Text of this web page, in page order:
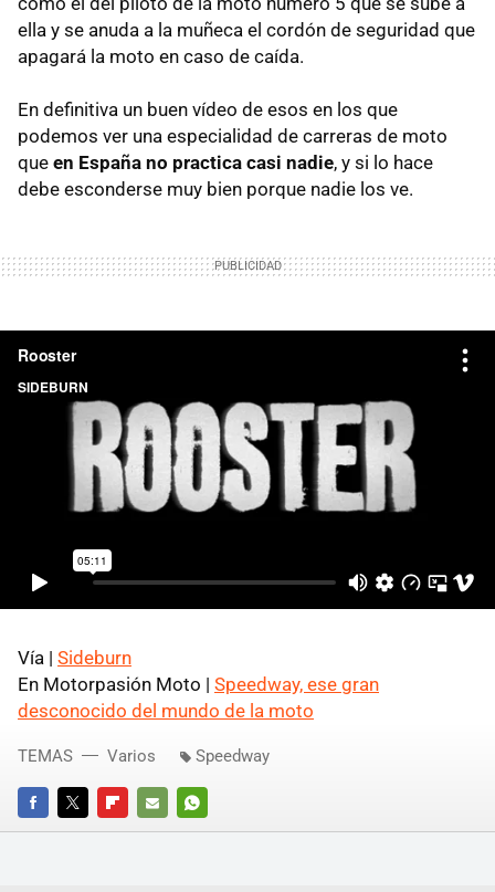
ella y se anuda a la muñeca el cordón de seguridad que
apagará la moto en caso de caída.
En definitiva un buen vídeo de esos en los que
podemos ver una especialidad de carreras de moto
que en España no practica casi nadie, y si lo hace
debe esconderse muy bien porque nadie los ve.
Vía | Sideburn
En Motorpasión Moto | Speedway, ese gran
desconocido del mundo de la moto
FACEBOOKTWITTERFLIPBOARD
E-
WHATSAPP
TEMAS Varios Speedway